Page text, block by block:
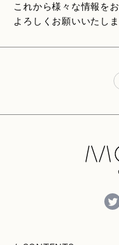
これから様々な情報を
よろしくお願いいたしま